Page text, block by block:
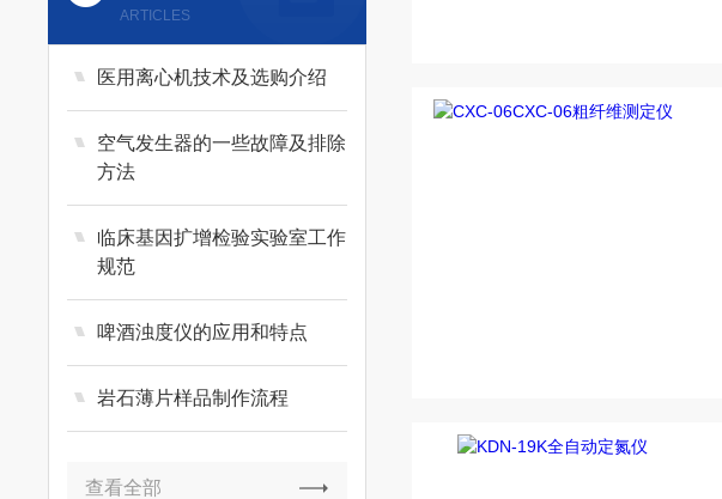
ARTICLES
医用离心机技术及选购介绍
空气发生器的一些故障及排除
方法
临床基因扩增检验实验室工作
规范
啤酒浊度仪的应用和特点
岩石薄片样品制作流程
查看全部